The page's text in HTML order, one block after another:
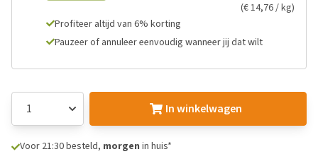
(€ 14,76 / kg)
Profiteer altijd van 6% korting
Pauzeer of annuleer eenvoudig wanneer jij dat wilt
In winkelwagen
Voor 21:30 besteld, morgen in huis*